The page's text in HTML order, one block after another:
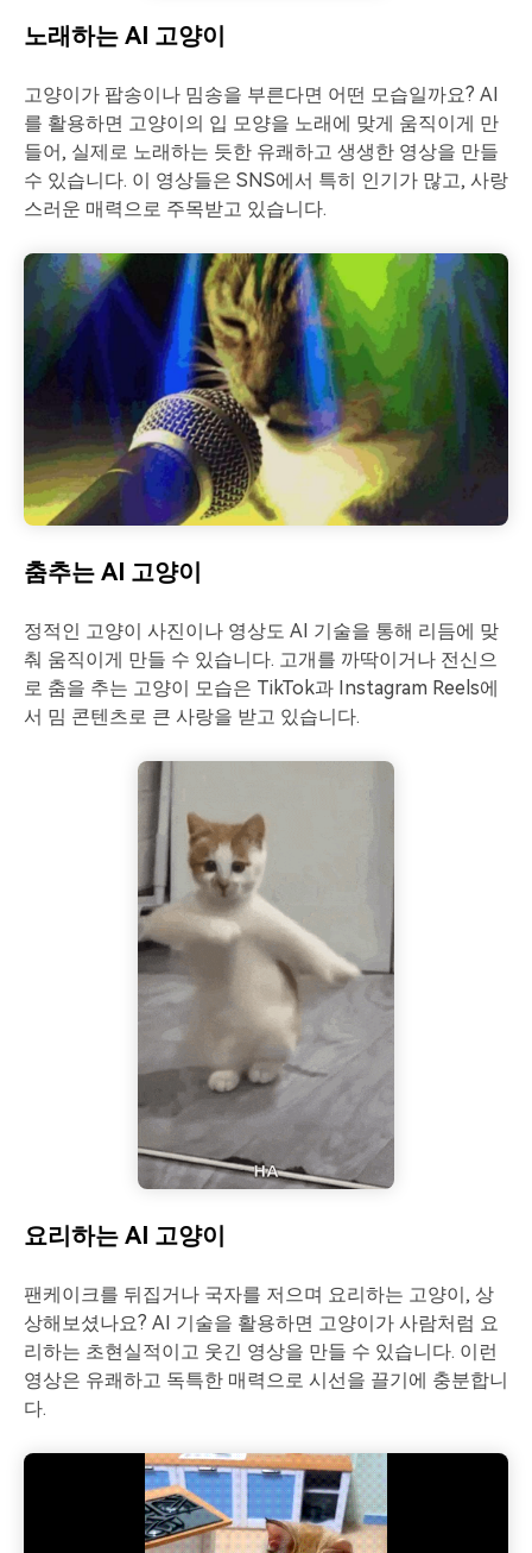
노래하는 AI 고양이
고양이가 팝송이나 밈송을 부른다면 어떤 모습일까요? AI
를 활용하면 고양이의 입 모양을 노래에 맞게 움직이게 만
들어, 실제로 노래하는 듯한 유쾌하고 생생한 영상을 만들
수 있습니다. 이 영상들은 SNS에서 특히 인기가 많고, 사랑
스러운 매력으로 주목받고 있습니다.
춤추는 AI 고양이
정적인 고양이 사진이나 영상도 AI 기술을 통해 리듬에 맞
춰 움직이게 만들 수 있습니다. 고개를 까딱이거나 전신으
로 춤을 추는 고양이 모습은 TikTok과 Instagram Reels에
서 밈 콘텐츠로 큰 사랑을 받고 있습니다.
요리하는 AI 고양이
팬케이크를 뒤집거나 국자를 저으며 요리하는 고양이, 상
상해보셨나요? AI 기술을 활용하면 고양이가 사람처럼 요
리하는 초현실적이고 웃긴 영상을 만들 수 있습니다. 이런
영상은 유쾌하고 독특한 매력으로 시선을 끌기에 충분합니
다.